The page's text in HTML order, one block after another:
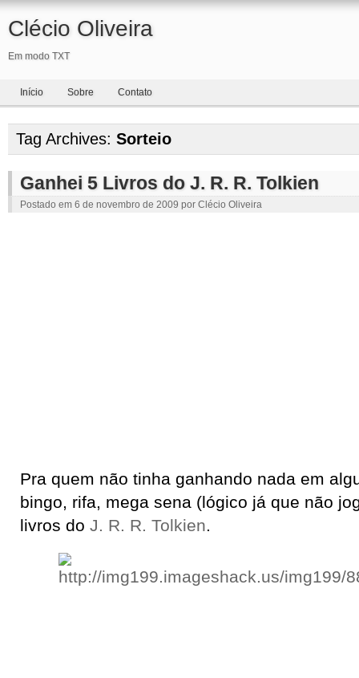
Clécio Oliveira
Em modo TXT
Início Sobre Contato
Tag Archives: Sorteio
Ganhei 5 Livros do J. R. R. Tolkien
Postado em 6 de novembro de 2009 por Clécio Oliveira
Pra quem não tinha ganhando nada em
bingo, rifa, mega sena (lógico já que não
livros do J. R. R. Tolkien.